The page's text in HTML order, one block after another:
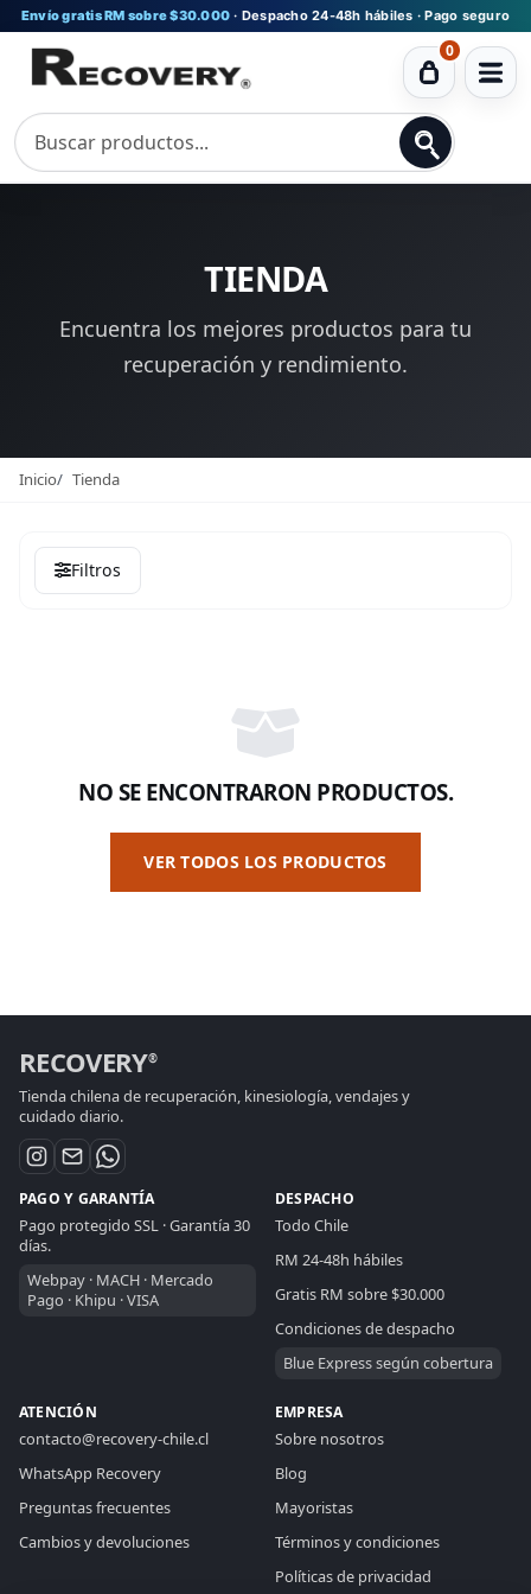
Envío gratis RM sobre $30.000 · Despacho 24-48h hábiles · Pago seguro
Ver
0
TIENDA
Encuentra los mejores productos para tu
recuperación y rendimiento.
Inicio Tienda
Filtros
NO SE ENCONTRARON PRODUCTOS.
VER TODOS LOS PRODUCTOS
RECOVERY®
Tienda chilena de recuperación, kinesiología, vendajes y
cuidado diario.
PAGO Y GARANTÍA
Pago protegido SSL · Garantía 30
días.
Webpay · MACH · Mercado
Pago · Khipu · VISA
DESPACHO
Todo Chile
RM 24-48h hábiles
Gratis RM sobre $30.000
Condiciones de despacho
Blue Express según cobertura
ATENCIÓN
contacto@recovery-chile.cl
WhatsApp Recovery
Preguntas frecuentes
Cambios y devoluciones
EMPRESA
Sobre nosotros
Blog
Mayoristas
Términos y condiciones
Políticas de privacidad
RECOVERY CHILE
ASISTENTE DE VENTAS
Hola. Resolveré tu consulta aquí: puedo ayudarte
a elegir productos, comparar opciones, revisar
medidas, despachos, pagos o compras
mayoristas.